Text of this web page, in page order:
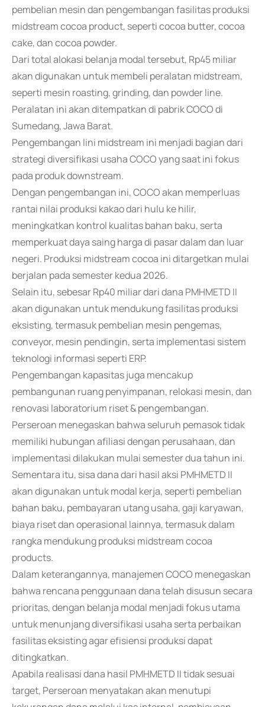
pembelian mesin dan pengembangan fasilitas produksi
midstream cocoa product, seperti cocoa butter, cocoa
cake, dan cocoa powder.
Dari total alokasi belanja modal tersebut, Rp45 miliar
akan digunakan untuk membeli peralatan midstream,
seperti mesin roasting, grinding, dan powder line.
Peralatan ini akan ditempatkan di pabrik COCO di
Sumedang, Jawa Barat.
Pengembangan lini midstream ini menjadi bagian dari
strategi diversifikasi usaha COCO yang saat ini fokus
pada produk downstream.
Dengan pengembangan ini, COCO akan memperluas
rantai nilai produksi kakao dari hulu ke hilir,
meningkatkan kontrol kualitas bahan baku, serta
memperkuat daya saing harga di pasar dalam dan luar
negeri. Produksi midstream cocoa ini ditargetkan mulai
berjalan pada semester kedua 2026.
Selain itu, sebesar Rp40 miliar dari dana PMHMETD II
akan digunakan untuk mendukung fasilitas produksi
eksisting, termasuk pembelian mesin pengemas,
conveyor, mesin pendingin, serta implementasi sistem
teknologi informasi seperti ERP.
Pengembangan kapasitas juga mencakup
pembangunan ruang penyimpanan, relokasi mesin, dan
renovasi laboratorium riset & pengembangan.
Perseroan menegaskan bahwa seluruh pemasok tidak
memiliki hubungan afiliasi dengan perusahaan, dan
implementasi dilakukan mulai semester dua tahun ini.
Sementara itu, sisa dana dari hasil aksi PMHMETD II
akan digunakan untuk modal kerja, seperti pembelian
bahan baku, pembayaran utang usaha, gaji karyawan,
biaya riset dan operasional lainnya, termasuk dalam
rangka mendukung produksi midstream cocoa
products.
Dalam keterangannya, manajemen COCO menegaskan
bahwa rencana penggunaan dana telah disusun secara
prioritas, dengan belanja modal menjadi fokus utama
untuk menunjang diversifikasi usaha serta perbaikan
fasilitas eksisting agar efisiensi produksi dapat
ditingkatkan.
Apabila realisasi dana hasil PMHMETD II tidak sesuai
target, Perseroan menyatakan akan menutupi